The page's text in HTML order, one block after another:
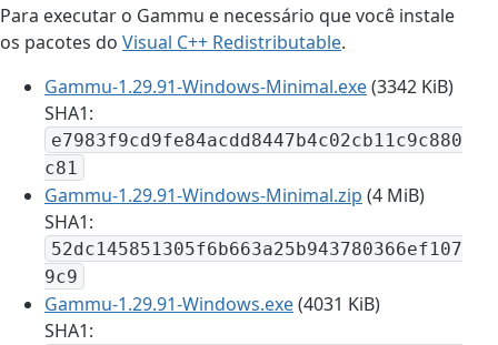
Para executar o Gammu e necessário que você instale
os pacotes do Visual C++ Redistributable.
Gammu-1.29.91-Windows-Minimal.exe(3342 KiB)
SHA1:
e7983f9cd9fe84acdd8447b4c02cb11c9c880
c81
Gammu-1.29.91-Windows-Minimal.zip (4 MiB)
SHA1:
52dc145851305f6b663a25b943780366ef107
9c9
Gammu-1.29.91-Windows.exe(4031 KiB)
SHA1: